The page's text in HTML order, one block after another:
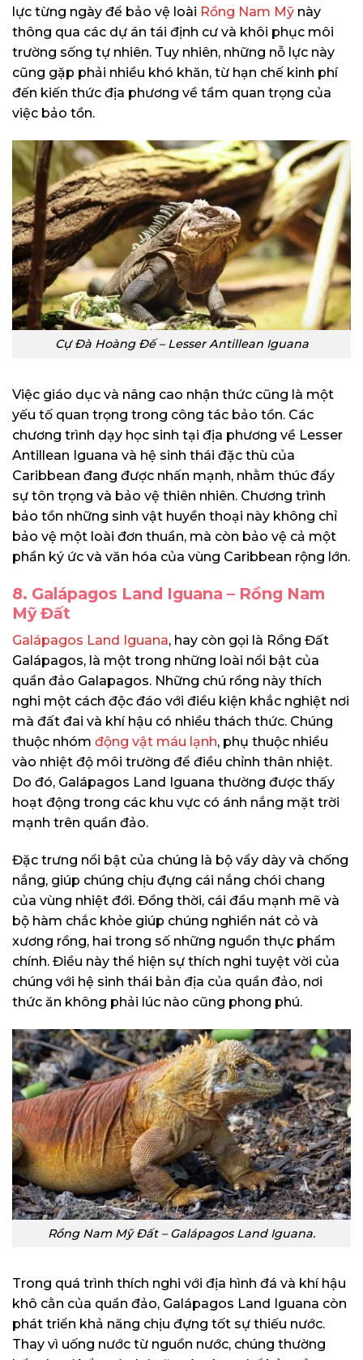
lực từng ngày để bảo vệ loài Rồng Nam Mỹ này
thông qua các dự án tái định cư và khôi phục môi
trường sống tự nhiên. Tuy nhiên, những nỗ lực này
cũng gặp phải nhiều khó khăn, từ hạn chế kinh phí
đến kiến thức địa phương về tầm quan trọng của
việc bảo tồn.
Cự Đà Hoàng Đế – Lesser Antillean Iguana
Việc giáo dục và nâng cao nhận thức cũng là một
yếu tố quan trọng trong công tác bảo tồn. Các
chương trình dạy học sinh tại địa phương về Lesser
Antillean Iguana và hệ sinh thái đặc thù của
Caribbean đang được nhấn mạnh, nhằm thúc đẩy
sự tôn trọng và bảo vệ thiên nhiên. Chương trình
bảo tồn những sinh vật huyền thoại này không chỉ
bảo vệ một loài đơn thuần, mà còn bảo vệ cả một
phần ký ức và văn hóa của vùng Caribbean rộng lớn.
8. Galápagos Land Iguana – Rồng Nam
Mỹ Đất
Galápagos Land Iguana, hay còn gọi là Rồng Đất
Galápagos, là một trong những loài nổi bật của
quần đảo Galapagos. Những chú rồng này thích
nghi một cách độc đáo với điều kiện khắc nghiệt nơi
mà đất đai và khí hậu có nhiều thách thức. Chúng
thuộc nhóm động vật máu lạnh, phụ thuộc nhiều
vào nhiệt độ môi trường để điều chỉnh thân nhiệt.
Do đó, Galápagos Land Iguana thường được thấy
hoạt động trong các khu vực có ánh nắng mặt trời
mạnh trên quần đảo.
Đặc trưng nổi bật của chúng là bộ vẩy dày và chống
nắng, giúp chúng chịu đựng cái nắng chói chang
của vùng nhiệt đới. Đồng thời, cái đầu mạnh mẽ và
bộ hàm chắc khỏe giúp chúng nghiền nát cỏ và
xương rồng, hai trong số những nguồn thực phẩm
chính. Điều này thể hiện sự thích nghi tuyệt vời của
chúng với hệ sinh thái bản địa của quần đảo, nơi
thức ăn không phải lúc nào cũng phong phú.
Rồng Nam Mỹ Đất – Galápagos Land Iguana.
Trong quá trình thích nghi với địa hình đá và khí hậu
khô cằn của quần đảo, Galápagos Land Iguana còn
phát triển khả năng chịu đựng tốt sự thiếu nước.
Thay vì uống nước từ nguồn nước, chúng thường